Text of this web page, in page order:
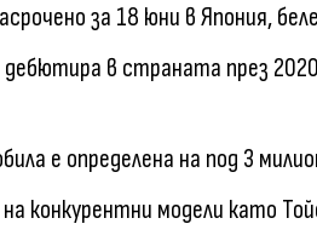
за 18 юни в Япония,
в страната през
е определена на под 3
конкурентни модели като